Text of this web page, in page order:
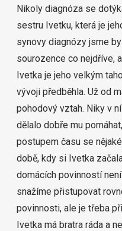
Nikoly diagnóza se
sestru Ivetku, která je
synovy diagnózy jsme
sourozence co nejdříve,
Ivetka je jeho velkým
vývoji předběhla. Už od
pohodový vztah. Niky v
dělalo dobře mu
postupem času se
době, kdy si Ivetka
domácích povinností
snažíme přistupovat
povinnosti, ale je třeba
Ivetka má bratra ráda a